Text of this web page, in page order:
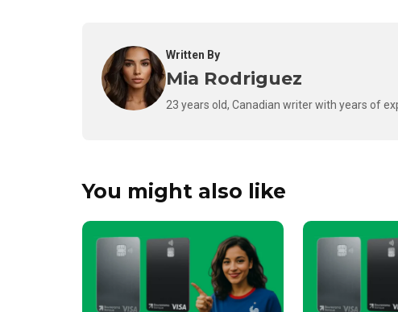
Written By
Mia Rodriguez
23 years old, Canadian writer with years of
You might also like